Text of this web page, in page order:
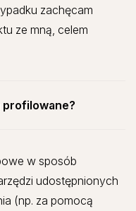
zachęcam
ze mną, celem
profilowane?
w sposób
udostępnionych
(np. za pomocą